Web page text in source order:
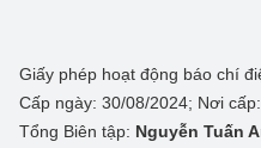
Giấy phép hoạt động báo chí
Cấp ngày: 30/08/2024; Nơi
Tổng Biên tập: Nguyễn Tuấn